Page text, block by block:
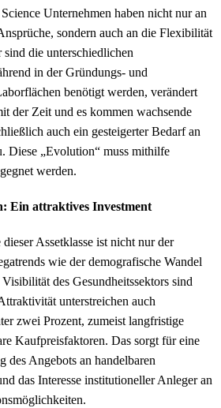
Unternehmen haben nicht nur an
sondern auch an die Flexibilität
die unterschiedlichen
in der Gründungs- und
benötigt werden, verändert
der Zeit und es kommen wachsende
auch ein gesteigerter Bedarf an
Diese „Evolution“ muss mithilfe
werden.
Ein attraktives Investment
Assetklasse ist nicht nur der
wie der demografische Wandel
des Gesundheitssektors sind
unterstreichen auch
zwei Prozent, zumeist langfristige
Kaufpreisfaktoren. Das sorgt für eine
des Angebots an handelbaren
das Interesse institutioneller Anleger an